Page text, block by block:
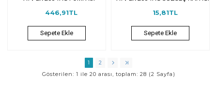
446,91TL
Sepete Ekle
15,81TL
Sepete Ekle
1
2
Gösterilen: 1 ile 20 arası, toplam: 28 (2 Sayfa)